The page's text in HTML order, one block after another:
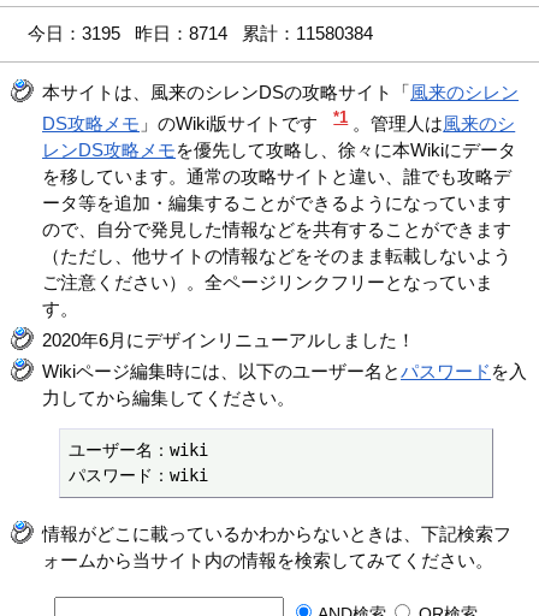
今日：3195 昨日：8714 累計：11580384
本サイトは、風来のシレンDSの攻略サイト「風来のシレン
DS攻略メモ 」のWiki版サイトです *1 。管理人は風来のシ
レンDS攻略メモを優先して攻略し、徐々に本Wikiにデータ
を移しています。通常の攻略サイトと違い、誰でも攻略デ
ータ等を追加・編集することができるようになっています
ので、自分で発見した情報などを共有することができます
（ただし、他サイトの情報などをそのまま転載しないよう
ご注意ください）。全ページリンクフリーとなっていま
す。
2020年6月にデザインリニューアルしました！
Wikiページ編集時には、以下のユーザー名とパスワード を入
力してから編集してください。
ユーザー名：wiki
パスワード：wiki
情報がどこに載っているかわからないときは、下記検索フ
ォームから当サイト内の情報を検索してみてください。